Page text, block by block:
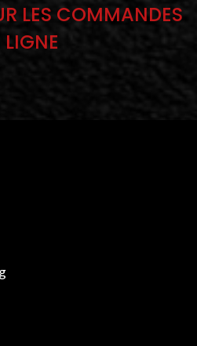
LES COMMANDES
LIGNE